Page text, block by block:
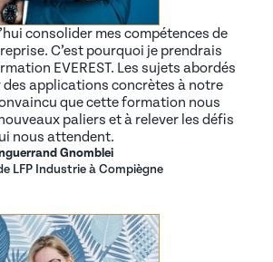
consolider mes compétences de
C’est pourquoi je prendrais
EVEREST. Les sujets abordés
applications concrètes à notre
que cette formation nous
paliers et à relever les défis
nous attendent.
Gnomblei
LFP Industrie à Compiègne